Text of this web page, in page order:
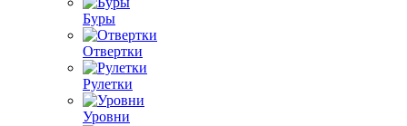
Буры
Отвертки
Рулетки
Уровни